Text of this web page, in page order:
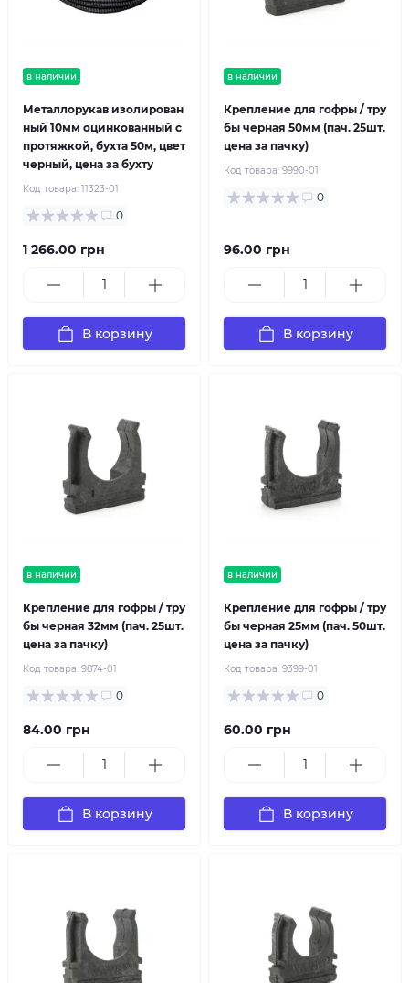
в наличии
Металлорукав изолирован
ный 10мм оцинкованный с
протяжкой, бухта 50м, цвет
черный, цена за бухту
Код товара: 11323-01
0
1 266.00 грн
В корзину
в наличии
Крепление для гофры / тру
бы черная 50мм (пач. 25шт.
цена за пачку)
Код товара: 9990-01
0
96.00 грн
В корзину
в наличии
Крепление для гофры / тру
бы черная 32мм (пач. 25шт.
цена за пачку)
Код товара: 9874-01
0
84.00 грн
В корзину
в наличии
Крепление для гофры / тру
бы черная 25мм (пач. 50шт.
цена за пачку)
Код товара: 9399-01
0
60.00 грн
В корзину